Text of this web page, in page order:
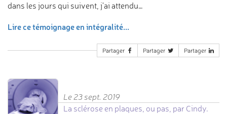
dans les jours qui suivent, j'ai attendu…
Lire ce témoignage en intégralité...
Partager Partager Partager
Le 23 sept. 2019
La sclérose en plaques, ou pas, par Cindy.